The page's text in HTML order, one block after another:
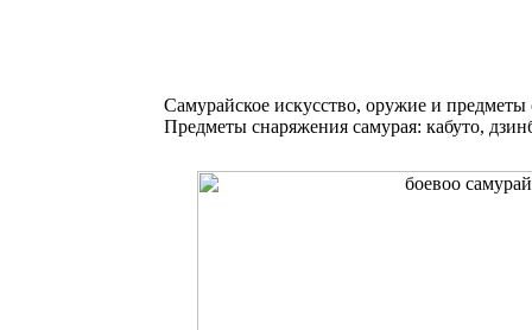
Самурайское искусство, оружие и предметы
Предметы снаряжения самурая: кабуто,